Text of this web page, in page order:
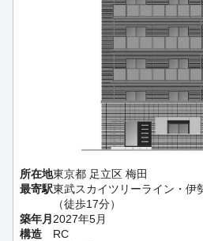
所在地東京都 足立区 梅田
最寄駅東武スカイツリーライン・伊
（徒歩17分）
築年月 2027年5月
構造
RC